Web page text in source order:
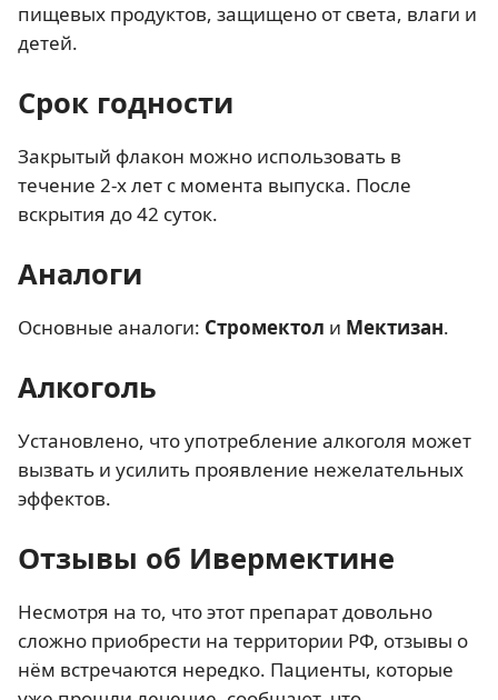
пищевых продуктов, защищено от света, влаги и
детей.
Срок годности
Закрытый флакон можно использовать в
течение 2-х лет с момента выпуска. После
вскрытия до 42 суток.
Аналоги
Основные аналоги: Стромектол и Мектизан.
Алкоголь
Установлено, что употребление алкоголя может
вызвать и усилить проявление нежелательных
эффектов.
Отзывы об Ивермектине
Несмотря на то, что этот препарат довольно
сложно приобрести на территории РФ, отзывы о
нём встречаются нередко. Пациенты, которые